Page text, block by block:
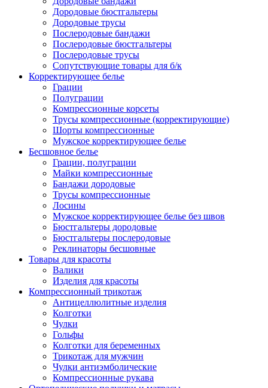
Дородовые бюстгальтеры
Дородовые трусы
Послеродовые бандажи
Послеродовые бюстгальтеры
Послеродовые трусы
Сопутствующие товары для б/к
Корректирующее белье
Грации
Полуграции
Компрессионные корсеты
Трусы компрессионные (корректирующие)
Шорты компрессионные
Мужское корректирующее белье
Бесшовное белье
Грации, полуграции
Майки компрессионные
Бандажи дородовые
Трусы компрессионные
Лосины
Мужское корректирующее белье без швов
Бюстгальтеры дородовые
Бюстгальтеры послеродовые
Реклинаторы бесшовные
Товары для красоты
Валики
Изделия для красоты
Компрессионный трикотаж
Антицеллюлитные изделия
Колготки
Чулки
Гольфы
Колготки для беременных
Трикотаж для мужчин
Чулки антиэмболические
Компрессионные рукава